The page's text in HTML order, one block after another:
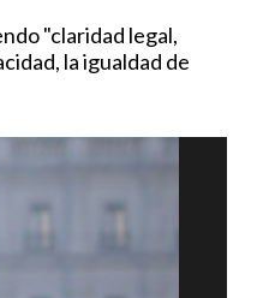
"claridad legal,
la igualdad de